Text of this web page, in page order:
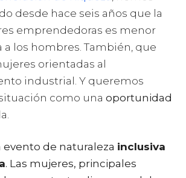
desde hace seis años que la
emprendedoras es menor
a los hombres. También, que
orientadas al
industrial. Y queremos
como unaoportunidad
evento de naturaleza inclusiva
. Las mujeres, principales